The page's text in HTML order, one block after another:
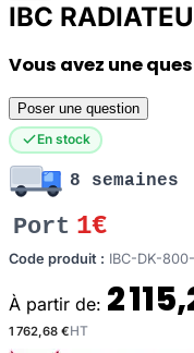
IBC
Vous avez une
Poser une question
En stock
8 semaines
Port 1€
Code produit : IBC-DK-
À partir de: 2
1 762,68 €